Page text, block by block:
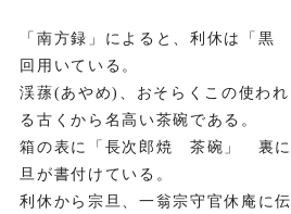
「南方録」によると、利休は「黒
回用いている。
渓蓀(あやめ)、おそらくこの使わ
る古くから名高い茶碗である。
箱の表に「長次郎焼 茶碗」 裏
旦が書付けている。
利休から宗旦、一翁宗守官休庵に